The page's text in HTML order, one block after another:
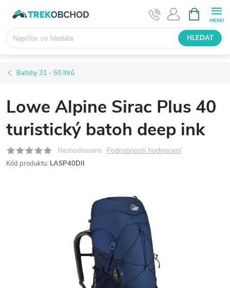
obsah
NÁKUPNÍ
KOŠÍK
HLEDAT
Batohy 31 - 50 litrů
Lowe Alpine Sirac Plus 40
turistický batoh deep ink
Neohodnoceno Podrobnosti hodnocení
Kód produktu: LASP40DII